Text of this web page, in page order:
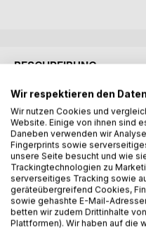
BESCHREIBUNG
"Lügen ist ein blauer
Freundinnengeschichte"
Eva lügt das Blaue vom
Fantasie. Nur so hält sie
allen, kurz BEVA, und den
der aberwitzigen
inmitten schreiend
sich Eva auf ihre
verlassen. Ihre beste
Wir respektieren den
Wir nutzen Cookies und
Website. Einige von ihnen sind
Daneben verwenden wir
Fingerprints sowie
unsere Seite besucht und wie
Trackingtechnologien zu
serverseitiges Tracking sowie
geräteübergreifend Cookies,
sowie gehashte E-Mail-
betten wir zudem Drittinhalte
Plattformen). Wir haben auf die